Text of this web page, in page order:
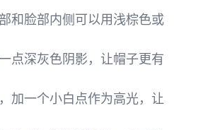
和脸部内侧可以用浅棕色或
点深灰色阴影，让帽子更有
加一个小白点作为高光，让